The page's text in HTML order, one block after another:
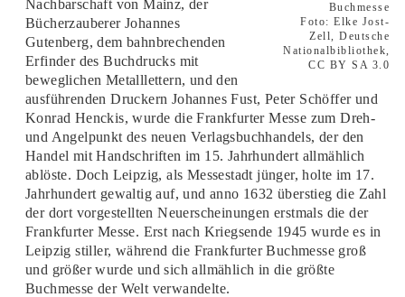
Buchmesse
Foto: Elke Jost-
Zell, Deutsche
Nationalbibliothek,
CC BY SA 3.0
Nachbarschaft von Mainz, der
Bücherzauberer Johannes
Gutenberg, dem bahnbrechenden
Erfinder des Buchdrucks mit
beweglichen Metalllettern, und den
ausführenden Druckern Johannes Fust, Peter Schöffer und
Konrad Henckis, wurde die Frankfurter Messe zum Dreh-
und Angelpunkt des neuen Verlagsbuchhandels, der den
Handel mit Handschriften im 15. Jahrhundert allmählich
ablöste. Doch Leipzig, als Messestadt jünger, holte im 17.
Jahrhundert gewaltig auf, und anno 1632 überstieg die Zahl
der dort vorgestellten Neuerscheinungen erstmals die der
Frankfurter Messe. Erst nach Kriegsende 1945 wurde es in
Leipzig stiller, während die Frankfurter Buchmesse groß
und größer wurde und sich allmählich in die größte
Buchmesse der Welt verwandelte.